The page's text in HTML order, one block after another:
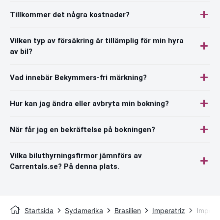
Tillkommer det några kostnader?
Vilken typ av försäkring är tillämplig för min hyra
av bil?
Vad innebär Bekymmers-fri märkning?
Hur kan jag ändra eller avbryta min bokning?
När får jag en bekräftelse på bokningen?
Vilka biluthyrningsfirmor jämnförs av
Carrentals.se? På denna plats.
Startsida Sydamerika Brasilien Imperatriz